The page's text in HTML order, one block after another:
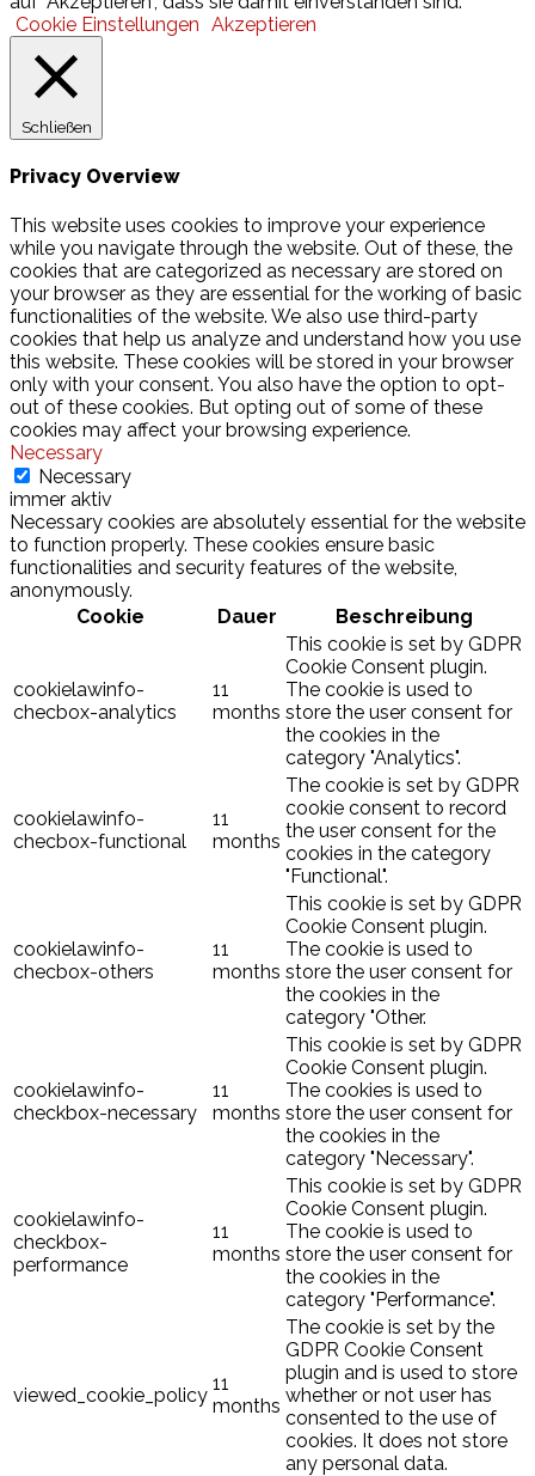
Cookie Einstellungen Akzeptieren
Schließen
Privacy Overview
This website uses cookies to improve your experience
while you navigate through the website. Out of these, the
cookies that are categorized as necessary are stored on
your browser as they are essential for the working of basic
functionalities of the website. We also use third-party
cookies that help us analyze and understand how you use
this website. These cookies will be stored in your browser
only with your consent. You also have the option to opt-
out of these cookies. But opting out of some of these
cookies may affect your browsing experience.
Necessary
Necessary
immer aktiv
Necessary cookies are absolutely essential for the website
to function properly. These cookies ensure basic
functionalities and security features of the website,
anonymously.
Cookie
Dauer Beschreibung
cookielawinfo-
checbox-analytics
11
months
This cookie is set by GDPR
Cookie Consent plugin.
The cookie is used to
store the user consent for
the cookies in the
category "Analytics".
cookielawinfo-
checbox-functional
11
months
The cookie is set by GDPR
cookie consent to record
the user consent for the
cookies in the category
"Functional".
cookielawinfo-
checbox-others
11
months
This cookie is set by GDPR
Cookie Consent plugin.
The cookie is used to
store the user consent for
the cookies in the
category "Other.
cookielawinfo-
checkbox-necessary
11
months
This cookie is set by GDPR
Cookie Consent plugin.
The cookies is used to
store the user consent for
the cookies in the
category "Necessary".
cookielawinfo-
checkbox-
performance
11
months
This cookie is set by GDPR
Cookie Consent plugin.
The cookie is used to
store the user consent for
the cookies in the
category "Performance".
viewed_cookie_policy
11
months
The cookie is set by the
GDPR Cookie Consent
plugin and is used to store
whether or not user has
consented to the use of
cookies. It does not store
any personal data.